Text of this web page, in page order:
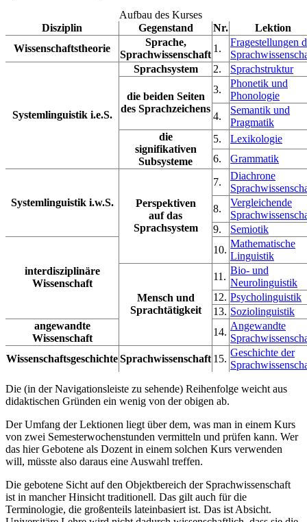
Aufbau des Kurses
Disziplin
Gegenstand Nr.
Lektion
Wissenschaftstheorie
Sprache,
Sprachwissenschaft
1.
Fragestellungen
Systemlinguistik i.e.S.
Sprachsystem 2. Sprachstruktur
die beiden Seiten
des Sprachzeichens
3.
Phonetik und
Phonologie
4.
Semantik und
Pragmatik
die
signifikativen
Subsysteme
5.
Lexikologie
6.
Grammatik
Systemlinguistik i.w.S.
Perspektiven
auf das
Sprachsystem
7.
Diachrone
8.
Vergleichende
9.
Semiotik
interdisziplinäre
Wissenschaft
10.
Mathematische
Linguistik
Mensch und
Sprachtätigkeit
11.
Bio- und
Neurolinguistik
12. Psycholinguistik
13. Soziolinguistik
angewandte
Wissenschaft
14.
Angewandte
WissenschaftsgeschichteSprachwissenschaft 15.
Geschichte der
Die (in der Navigationsleiste zu sehende) Reihenfolge weicht aus
didaktischen Gründen ein wenig von der obigen ab.
Der Umfang der Lektionen liegt über dem, was man in einem Kurs
von zwei Semesterwochenstunden vermitteln und prüfen kann. Wer
das hier Gebotene als Dozent in einem solchen Kurs verwenden
will, müsste also daraus eine Auswahl treffen.
Die gebotene Sicht auf den Objektbereich der Sprachwissenschaft
ist in mancher Hinsicht traditionell. Das gilt auch für die
Terminologie, die großenteils lateinbasiert ist. Das ist Absicht.